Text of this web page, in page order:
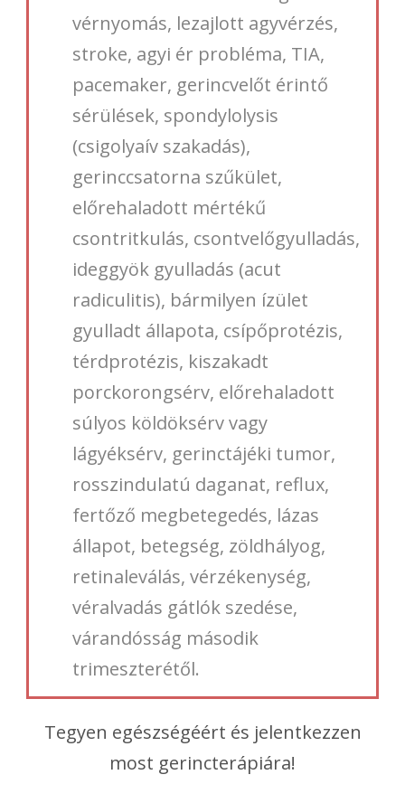
vérnyomás, lezajlott agyvérzés,
stroke, agyi ér probléma, TIA,
pacemaker, gerincvelőt érintő
sérülések, spondylolysis
(csigolyaív szakadás),
gerinccsatorna szűkület,
előrehaladott mértékű
csontritkulás, csontvelőgyulladás,
ideggyök gyulladás (acut
radiculitis), bármilyen ízület
gyulladt állapota, csípőprotézis,
térdprotézis, kiszakadt
porckorongsérv, előrehaladott
súlyos köldöksérv vagy
lágyéksérv, gerinctájéki tumor,
rosszindulatú daganat, reflux,
fertőző megbetegedés, lázas
állapot, betegség, zöldhályog,
retinaleválás, vérzékenység,
véralvadás gátlók szedése,
várandósság második
trimeszterétől.
Tegyen egészségéért és jelentkezzen
most gerincterápiára!